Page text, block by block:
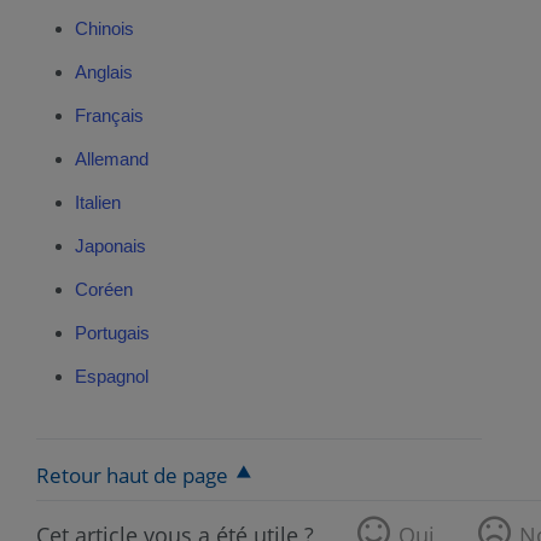
Chinois
Anglais
Français
Allemand
Italien
Japonais
Coréen
Portugais
Espagnol
Retour haut de page
Cet article vous a été utile ? Oui